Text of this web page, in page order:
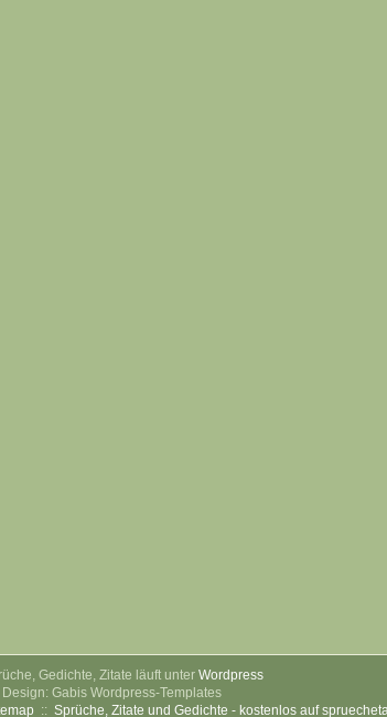
Gedichte, Zitate läuft unter Wordpress
Gabis Wordpress-Templates
:: Sprüche, Zitate und Gedichte - kostenlos auf